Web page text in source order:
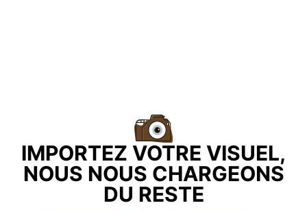
IMPORTEZ VOTRE VISUEL,
NOUS NOUS CHARGEONS
DU RESTE